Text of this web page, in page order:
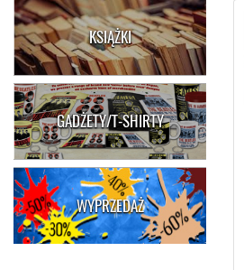
KSIĄŻKI
GADŻETY/T-SHIRTY
WYPRZEDAŻ